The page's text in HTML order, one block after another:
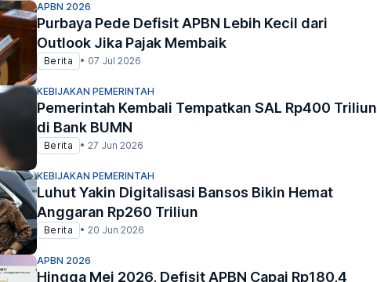
APBN 2026
Purbaya Pede Defisit APBN Lebih Kecil dari
Outlook Jika Pajak Membaik
Berita • 07 Jul 2026
KEBIJAKAN PEMERINTAH
Pemerintah Kembali Tempatkan SAL Rp400 Triliun
di Bank BUMN
Berita • 27 Jun 2026
KEBIJAKAN PEMERINTAH
Luhut Yakin Digitalisasi Bansos Bikin Hemat
Anggaran Rp260 Triliun
Berita • 20 Jun 2026
APBN 2026
Hingga Mei 2026, Defisit APBN Capai Rp180,4